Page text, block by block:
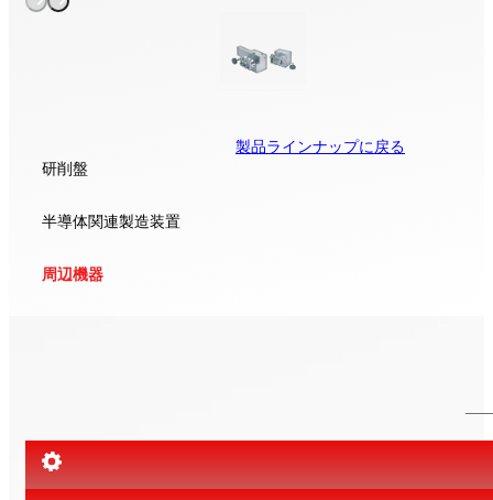
研削盤
半導体関連製造装置
周辺機器
製品ラインナップに戻る